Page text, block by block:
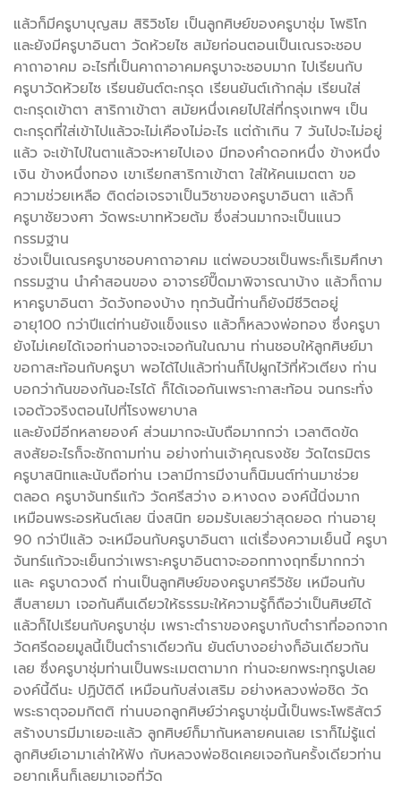
แล้วก็มีครูบาบุญสม สิริวิชโย เป็นลูกศิษย์ของครูบาชุ่ม โพธิโก
และยังมีครูบาอินตา วัดห้วยไซ สมัยก่อนตอนเป็นเณรจะชอบ
คาถาอาคม อะไรที่เป็นคาถาอาคมครูบาจะชอบมาก ไปเรียนกับ
ครูบาวัดห้วยไซ เรียนยันต์ตะกรุด เรียนยันต์เก้ากลุ่ม เรียนใส่
ตะกรุดเข้าตา สาริกาเข้าตา สมัยหนึ่งเคยไปใส่ที่กรุงเทพฯ เป็น
ตะกรุดที่ใส่เข้าไปแล้วจะไม่เคืองไม่อะไร แต่ถ้าเกิน 7 วันไปจะไม่อยู่
แล้ว จะเข้าไปในตาแล้วจะหายไปเอง มีทองคำดอกหนึ่ง ข้างหนึ่ง
เงิน ข้างหนึ่งทอง เขาเรียกสาริกาเข้าตา ใส่ให้คนเมตตา ขอ
ความช่วยเหลือ ติดต่อเจรจาเป็นวิชาของครูบาอินตา แล้วก็
ครูบาชัยวงศา วัดพระบาทห้วยต้ม ซึ่งส่วนมากจะเป็นแนว
กรรมฐาน
ช่วงเป็นเณรครูบาชอบคาถาอาคม แต่พอบวชเป็นพระก็เริมศึกษา
กรรมฐาน นำคำสอนของ อาจารย์ปื๊ดมาพิจารณาบ้าง แล้วก็ถาม
หาครูบาอินตา วัดวังทองบ้าง ทุกวันนี้ท่านก็ยังมีชีวิตอยู่
อายุ100 กว่าปีแต่ท่านยังแข็งแรง แล้วก็หลวงพ่อทอง ซึ่งครูบา
ยังไม่เคยได้เจอท่านอาจจะเจอกันในฌาน ท่านชอบให้ลูกศิษย์มา
ขอกาสะท้อนกับครูบา พอได้ไปแล้วท่านก็ไปผูกไว้ที่หัวเตียง ท่าน
บอกว่ากันของกันอะไรได้ ก็ได้เจอกันเพราะกาสะท้อน จนกระทั่ง
เจอตัวจริงตอนไปที่โรงพยาบาล
และยังมีอีกหลายองค์ ส่วนมากจะนับถือมากกว่า เวลาติดขัด
สงสัยอะไรก็จะซักถามท่าน อย่างท่านเจ้าคุณธงชัย วัดไตรมิตร
ครูบาสนิทและนับถือท่าน เวลามีการมีงานก็นิมนต์ท่านมาช่วย
ตลอด ครูบาจันทร์แก้ว วัดศรีสว่าง อ.หางดง องค์นี้นิ่งมาก
เหมือนพระอรหันต์เลย นิ่งสนิท ยอมรับเลยว่าสุดยอด ท่านอายุ
90 กว่าปีแล้ว จะเหมือนกับครูบาอินตา แต่เรื่องความเย็นนี้ ครูบา
จันทร์แก้วจะเย็นกว่าเพราะครูบาอินตาจะออกทางฤทธิ์มากกว่า
และ ครูบาดวงดี ท่านเป็นลูกศิษย์ของครูบาศรีวิชัย เหมือนกับ
สืบสายมา เจอกันคืนเดียวให้ธรรมะให้ความรู้ก็ถือว่าเป็นศิษย์ได้
แล้วก็ไปเรียนกับครูบาชุ่ม เพราะตำราของครูบากับตำราที่ออกจาก
วัดศรีดอยมูลนี้เป็นตำราเดียวกัน ยันต์บางอย่างก็อันเดียวกัน
เลย ซึ่งครูบาชุ่มท่านเป็นพระเมตตามาก ท่านจะยกพระทุกรูปเลย
องค์นี้ดีนะ ปฏิบัติดี เหมือนกับส่งเสริม อย่างหลวงพ่อชิด วัด
พระธาตุจอมกิตติ ท่านบอกลูกศิษย์ว่าครูบาชุ่มนี้เป็นพระโพธิสัตว์
สร้างบารมีมาเยอะแล้ว ลูกศิษย์ก็มากันหลายคนเลย เราก็ไม่รู้แต่
ลูกศิษย์เอามาเล่าให้ฟัง กับหลวงพ่อชิดเคยเจอกันครั้งเดียวท่าน
อยากเห็นก็เลยมาเจอที่วัด